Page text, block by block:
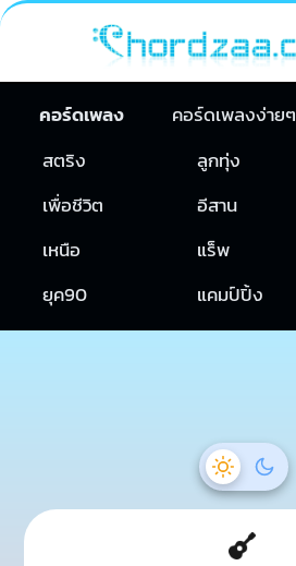
คอร์ดเพลง คอร์ดเพลงง่ายๆ
สตริง
ลูกทุ่ง
เพื่อชีวิต
อีสาน
เหนือ
แร็พ
ยุค90
แคมป์ปิ้ง